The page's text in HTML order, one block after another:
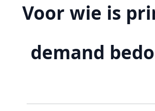
Voor wie is
demand